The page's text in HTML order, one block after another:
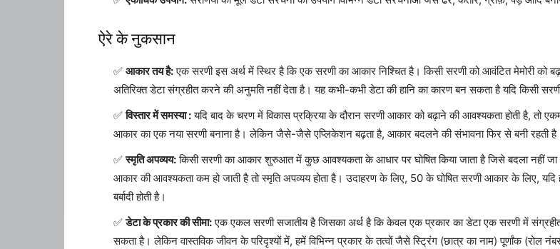
ऐरे के नुकसान
आकार तय है:एक सरणी इस अर्थ में स्थिर है कि एक सरणी का आकार निश्चित है। किसी सरणी को आवंटित मेमोरी को
अतिरिक्त डेटा संग्रहीत करने की अनुमति नहीं देता है। यह कभी-कभी डेटा की हानि का कारण बन सकता है यदि किसी
विस्तार में समस्या :यदि बाद के चरण में विकास प्रक्रिया के दौरान सरणी आकार को बढ़ाने की आवश्यकता होती है, तो
आकार का एक नया सरणी बनाना है। लेकिन जैसे-जैसे एप्लिकेशन बढ़ता है, आकार बदलने की संभावना फिर से बनी रहती
स्मृति अपव्यय:किसी सरणी का आकार शुरुआत में कुछ आवश्यकता के आधार पर घोषित किया जाता है जिसे बदला नहीं
आकार की आवश्यकता कम हो जाती है तो स्मृति अपव्यय होता है। उदाहरण के लिए, 50 के घोषित सरणी आकार के लिए,
बर्बादी होती है।
डेटा के प्रकार की सीमा:एक एकल सरणी सजातीय है जिसका अर्थ है कि केवल एक प्रकार का डेटा एक सरणी में संग्रहीत
सकता है। लेकिन वास्तविक जीवन के परिदृश्यों में, हमें विभिन्न प्रकार के तत्वों जैसे स्ट्रिंग (छात्र का नाम) पूर्णांक